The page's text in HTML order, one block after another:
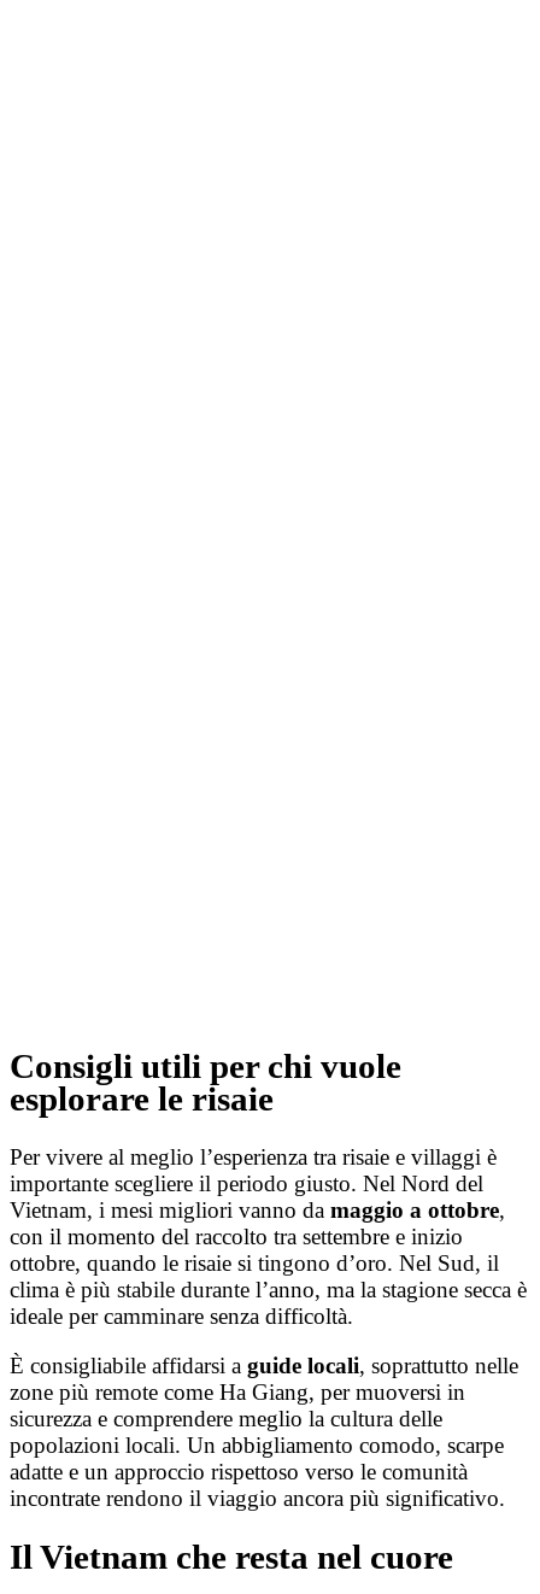
Consigli utili per chi vuole
esplorare le risaie
Per vivere al meglio l’esperienza tra risaie e villaggi è
importante scegliere il periodo giusto. Nel Nord del
Vietnam, i mesi migliori vanno da maggio a ottobre,
con il momento del raccolto tra settembre e inizio
ottobre, quando le risaie si tingono d’oro. Nel Sud, il
clima è più stabile durante l’anno, ma la stagione secca è
ideale per camminare senza difficoltà.
È consigliabile affidarsi a guide locali, soprattutto nelle
zone più remote come Ha Giang, per muoversi in
sicurezza e comprendere meglio la cultura delle
popolazioni locali. Un abbigliamento comodo, scarpe
adatte e un approccio rispettoso verso le comunità
incontrate rendono il viaggio ancora più significativo.
Il Vietnam che resta nel cuore